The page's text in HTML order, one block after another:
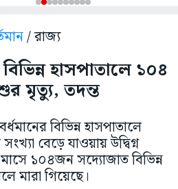
/ রাজ্য
হাসপাতালে ১০৪
মৃত্যু, তদন্ত
বিভিন্ন হাসপাতালে
বেড়ে যাওয়ায় উদ্বিগ্ন
মাসে ১০৪জন সদ্যোজাত বিভিন্ন
মারা গিয়েছে।